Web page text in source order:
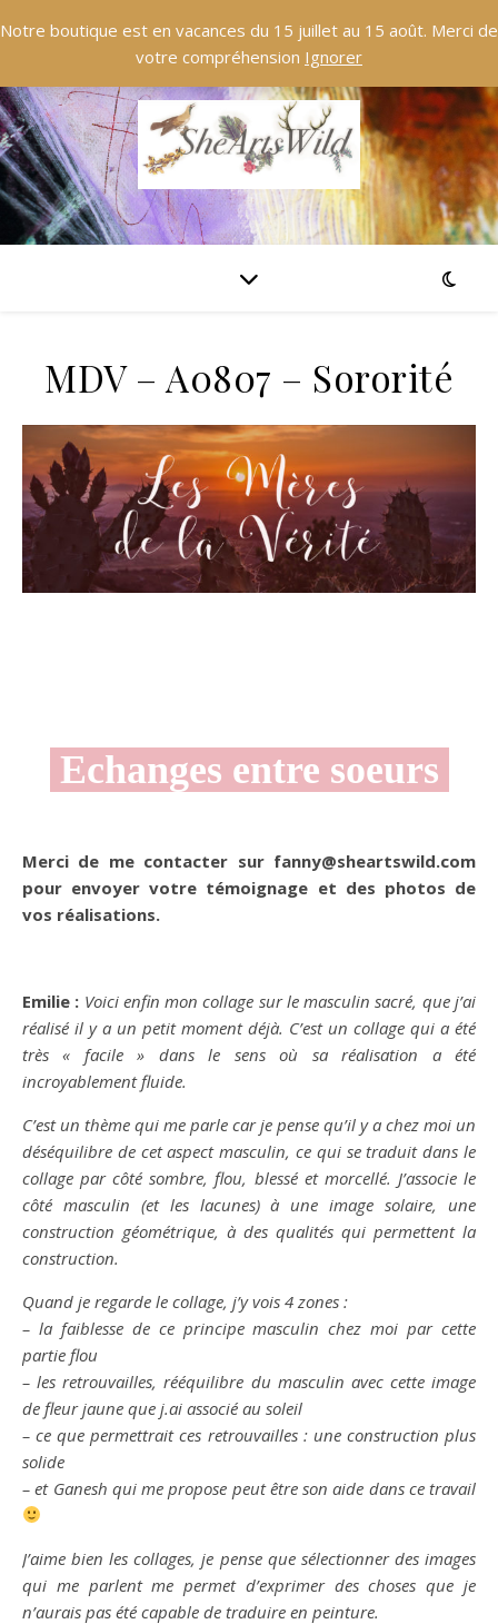
Notre boutique est en vacances du 15 juillet au 15 août. Merci de
votre compréhension Ignorer
MDV – A0807 – Sororité
Echanges entre soeurs
Merci de me contacter sur fanny@sheartswild.com
pour envoyer votre témoignage et des photos de
vos réalisations.
Emilie : Voici enfin mon collage sur le masculin sacré, que j’ai
réalisé il y a un petit moment déjà. C’est un collage qui a été
très « facile » dans le sens où sa réalisation a été
incroyablement fluide.
C’est un thème qui me parle car je pense qu’il y a chez moi un
déséquilibre de cet aspect masculin, ce qui se traduit dans le
collage par côté sombre, flou, blessé et morcellé. J’associe le
côté masculin (et les lacunes) à une image solaire, une
construction géométrique, à des qualités qui permettent la
construction.
Quand je regarde le collage, j’y vois 4 zones :
– la faiblesse de ce principe masculin chez moi par cette
partie flou
– les retrouvailles, rééquilibre du masculin avec cette image
de fleur jaune que j.ai associé au soleil
– ce que permettrait ces retrouvailles : une construction plus
solide
– et Ganesh qui me propose peut être son aide dans ce travail
J’aime bien les collages, je pense que sélectionner des images
qui me parlent me permet d’exprimer des choses que je
n’aurais pas été capable de traduire en peinture.